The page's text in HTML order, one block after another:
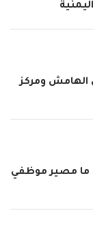
الهامش ومركز
ما مصير موظفي